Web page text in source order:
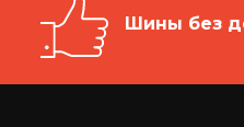
Шины без